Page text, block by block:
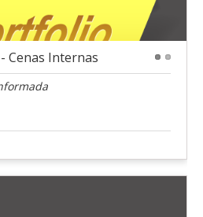
Cenas Internas